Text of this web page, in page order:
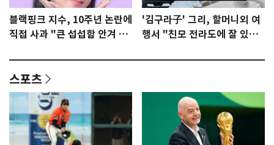
블랙핑크 지수, 10주년 논란에
직접 사과 "큰 섭섭함 안겨 미
'김구라子' 그리, 할머니외 여
행서 "친모 전라도에 잘 있
스포츠